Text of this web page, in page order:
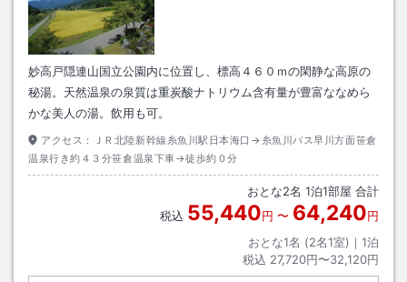
妙高戸隠連山国立公園内に位置し、標高４６０ｍの閑静な高原の
秘湯。天然温泉の泉質は重炭酸ナトリウム含有量が豊富ななめら
かな美人の湯。飲用も可。
アクセス：
ＪＲ北陸新幹線糸魚川駅日本海口→糸魚川バス早川方面笹倉
温泉行き約４３分笹倉温泉下車→徒歩約０分
おとな2名 1泊1部屋 合計
税込 55,440円 〜 64,240円
おとな1名 (2名1室)｜ 1泊
税込 27,720円〜32,120円